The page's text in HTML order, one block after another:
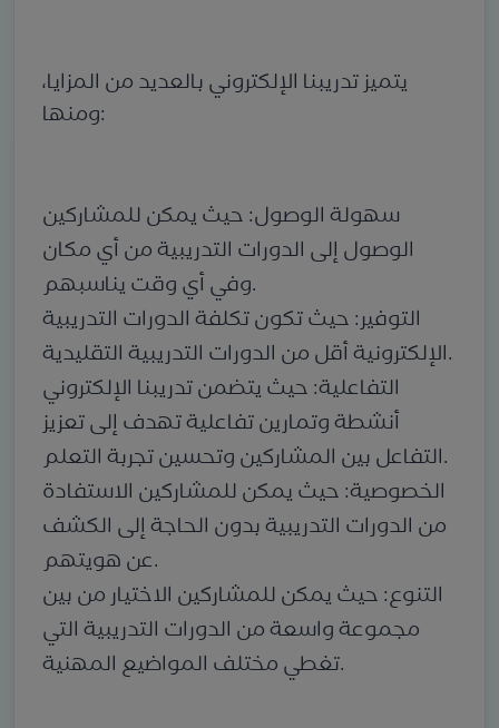
يتميز تدريبنا الإلكتروني بالعديد من المزايا،
ومنها:
سهولة الوصول: حيث يمكن للمشاركين
الوصول إلى الدورات التدريبية من أي مكان
وفي أي وقت يناسبهم.
التوفير: حيث تكون تكلفة الدورات التدريبية
الإلكترونية أقل من الدورات التدريبية التقليدية.
التفاعلية: حيث يتضمن تدريبنا الإلكتروني
أنشطة وتمارين تفاعلية تهدف إلى تعزيز
التفاعل بين المشاركين وتحسين تجربة التعلم.
الخصوصية: حيث يمكن للمشاركين الاستفادة
من الدورات التدريبية بدون الحاجة إلى الكشف
عن هويتهم.
التنوع: حيث يمكن للمشاركين الاختيار من بين
مجموعة واسعة من الدورات التدريبية التي
تغطي مختلف المواضيع المهنية.